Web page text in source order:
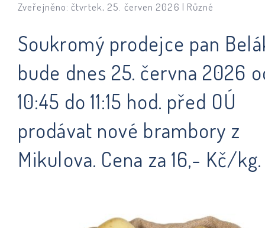
Zveřejněno: čtvrtek, 25. červen 2026 | Různé
Soukromý prodejce pan
bude dnes 25. června 2026
10:45 do 11:15 hod. před OÚ
prodávat nové brambory z
Mikulova. Cena za 16,- Kč/kg.